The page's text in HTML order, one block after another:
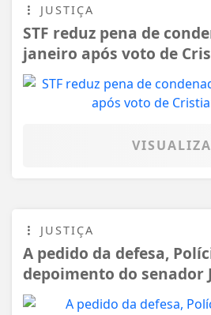
JUSTIÇA
STF reduz pena de
janeiro após voto de
JUSTIÇA
A pedido da defesa,
depoimento do senador